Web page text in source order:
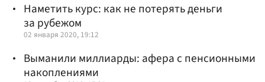
Наметить курс: как не потерять деньги
за рубежом
02 января 2020, 19:12
Выманили миллиарды: афера с пенсионными
накоплениями